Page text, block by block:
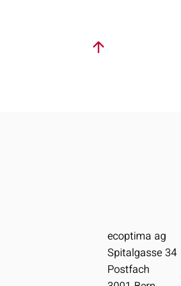
ecoptima ag
Spitalgasse 34
Postfach